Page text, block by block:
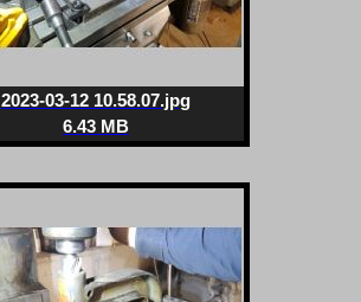
2023-03-12 10.58.07.jpg
6.43 MB